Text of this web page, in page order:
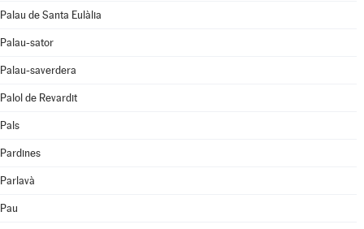
Palau de Santa Eulàlia
Palau-sator
Palau-saverdera
Palol de Revardit
Pals
Pardines
Parlavà
Pau